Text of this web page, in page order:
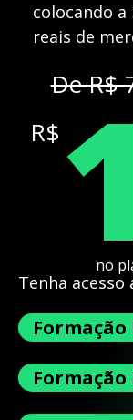
colocando a
reais de
De R$
R$
no
Tenha acesso